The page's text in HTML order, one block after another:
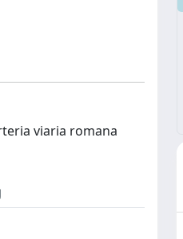
viaria romana